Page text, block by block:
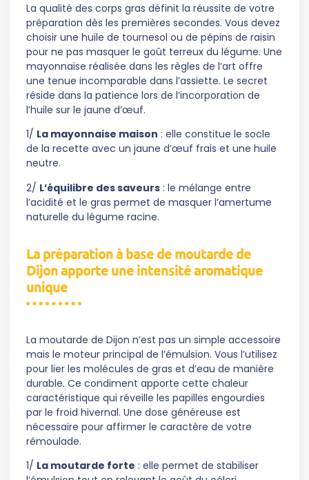
La qualité des corps gras définit la réussite de votre
préparation dès les premières secondes. Vous devez
choisir une huile de tournesol ou de pépins de raisin
pour ne pas masquer le goût terreux du légume. Une
mayonnaise réalisée dans les règles de l’art offre
une tenue incomparable dans l’assiette. Le secret
réside dans la patience lors de l’incorporation de
l’huile sur le jaune d’œuf.
1/ La mayonnaise maison : elle constitue le socle
de la recette avec un jaune d’œuf frais et une huile
neutre.
2/ L’équilibre des saveurs : le mélange entre
l’acidité et le gras permet de masquer l’amertume
naturelle du légume racine.
La préparation à base de moutarde de
Dijon apporte une intensité aromatique
unique
La moutarde de Dijon n’est pas un simple accessoire
mais le moteur principal de l’émulsion. Vous l’utilisez
pour lier les molécules de gras et d’eau de manière
durable. Ce condiment apporte cette chaleur
caractéristique qui réveille les papilles engourdies
par le froid hivernal. Une dose généreuse est
nécessaire pour affirmer le caractère de votre
rémoulade.
1/ La moutarde forte : elle permet de stabiliser